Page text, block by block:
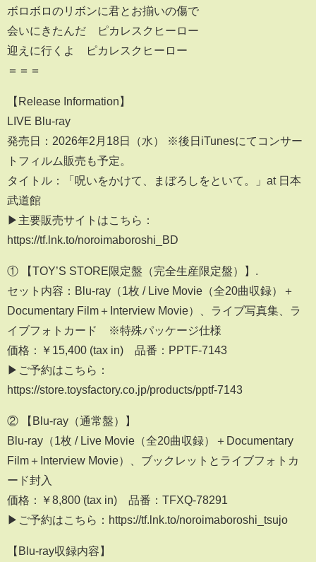
ボロボロのリボンに君とお揃いの傷で
会いにきたんだ ピカレスクヒーロー
迎えに行くよ ピカレスクヒーロー
＝＝＝
【Release Information】
LIVE Blu-ray
発売日：2026年2月18日（水） ※後日iTunesにてコンサー
トフィルム販売も予定。
タイトル：「呪いをかけて、まぼろしをといて。」at 日本
武道館
▶︎主要販売サイトはこちら：
https://tf.lnk.to/noroimaboroshi_BD
① 【TOY’S STORE限定盤（完全生産限定盤）】.
セット内容：Blu-ray（1枚 / Live Movie（全20曲収録）＋
Documentary Film＋Interview Movie）、ライブ写真集、ラ
イブフォトカード ※特殊パッケージ仕様
価格：￥15,400 (tax in) 品番：PPTF-7143
▶︎ご予約はこちら：
https://store.toysfactory.co.jp/products/pptf-7143
② 【Blu-ray（通常盤）】
Blu-ray（1枚 / Live Movie（全20曲収録）＋Documentary
Film＋Interview Movie）、ブックレットとライブフォトカ
ード封入
価格：￥8,800 (tax in) 品番：TFXQ-78291
▶︎ご予約はこちら：https://tf.lnk.to/noroimaboroshi_tsujo
【Blu-ray収録内容】